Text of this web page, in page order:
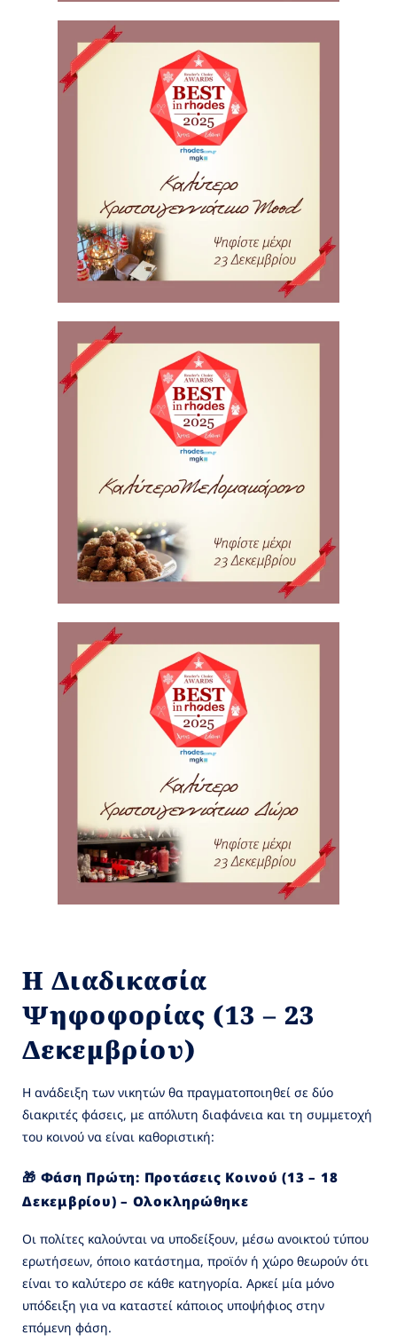
Η Διαδικασία
Ψηφοφορίας (13 – 23
Δεκεμβρίου)
Η ανάδειξη των νικητών θα πραγματοποιηθεί σε δύο
διακριτές φάσεις, με απόλυτη διαφάνεια και τη συμμετοχή
του κοινού να είναι καθοριστική:
🎁 Φάση Πρώτη: Προτάσεις Κοινού (13 – 18
Δεκεμβρίου) – Ολοκληρώθηκε
Οι πολίτες καλούνται να υποδείξουν, μέσω ανοικτού τύπου
ερωτήσεων, όποιο κατάστημα, προϊόν ή χώρο θεωρούν ότι
είναι το καλύτερο σε κάθε κατηγορία. Αρκεί μία μόνο
υπόδειξη για να καταστεί κάποιος υποψήφιος στην
επόμενη φάση.